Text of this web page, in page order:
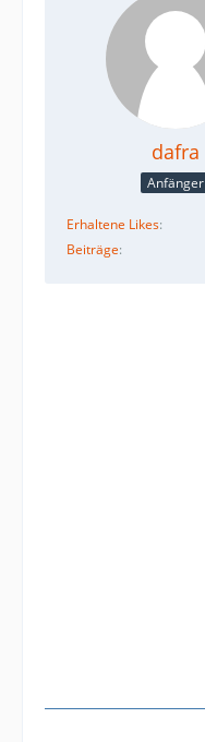
dafra
Anfänger
Erhaltene Likes
Beiträge